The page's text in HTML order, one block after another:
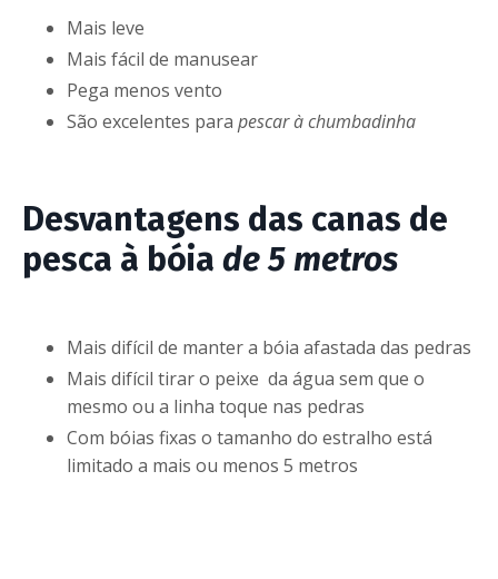
Mais leve
Mais fácil de manusear
Pega menos vento
São excelentes para pescar à chumbadinha
Desvantagens das canas de
pesca à bóia de 5 metros
Mais difícil de manter a bóia afastada das pedras
Mais difícil tirar o peixe da água sem que o
mesmo ou a linha toque nas pedras
Com bóias fixas o tamanho do estralho está
limitado a mais ou menos 5 metros